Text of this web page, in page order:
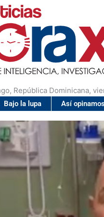
República Dominicana,
Bajo la lupa Así opinamos